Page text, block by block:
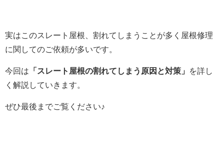
実はこのスレート屋根、割れてしまうことが多く屋根修理
に関してのご依頼が多いです。
今回は 「スレート屋根の割れてしまう原因と対策」
を詳し
く解説していきます。
ぜひ最後までご覧ください♪